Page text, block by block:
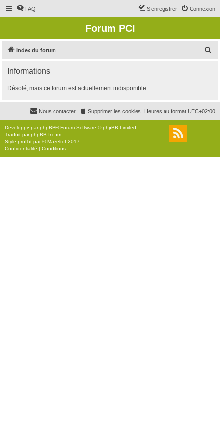
FAQ Connexion
S’enregistrer
Forum PCI
Index du forum
r
c
r
Informations
Désolé, mais ce forum est actuellement indisponible.
Heures au format UTC+02:00
Supprimer les cookies
Nous contacter
Développé parphpBB® Forum Software © phpBB Limited
Traduit parphpBB-fr.com
Style proflat par ©Mazeltof 2017
Confidentialité | Conditions